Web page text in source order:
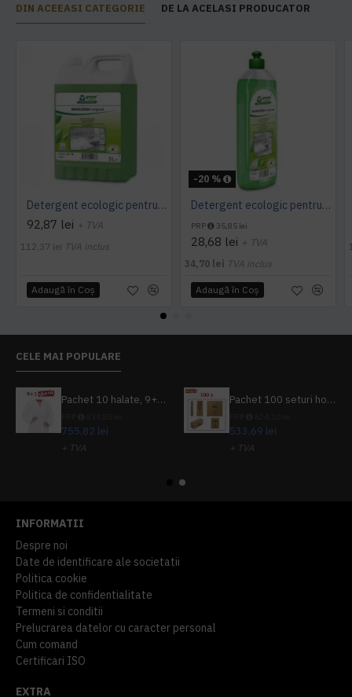
DIN ACEEASI CATEGORIE DE LA ACELASI PRODUCATOR
Detergent ecologic pentru vase, MANUDISH original, 5L
92,87 lei + TVA
112,37 lei TVA inclus
Adaugă în Coş
-20 %
Detergent ecologic pentru vase, MANUDISH original, 1L
PRP 35,85 lei
28,68 lei + TVA
34,70 lei TVA inclus
Adaugă în Coş
CELE MAI POPULARE
Pachet 10 halate, 9+1 gratuit
755,82 lei
+ TVA
Pachet 100 seturi hoteliere, set dentar, set barbierit, casca de dus, pila unghii, set cusut
533,69 lei
+ TVA
INFORMATII
Despre noi
Date de identificare ale societatii
Politica cookie
Politica de confidentialitate
Termeni si conditii
Prelucrarea datelor cu caracter personal
Cum comand
Certificari ISO
EXTRA